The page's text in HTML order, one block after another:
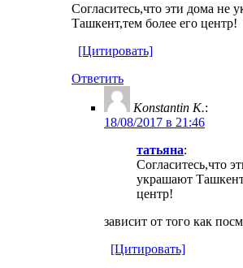
Согласитесь,что эти дома не
Ташкент,тем более его центр!
[Цитировать]
Ответить
Konstantin K.:
18/08/2017 в 21:46
татьяна:
Согласитесь,что
украшают
центр!
зависит от того как
[Цитировать]